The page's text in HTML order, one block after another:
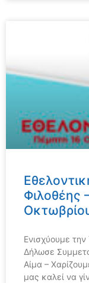
Φιλοθέης
Ενισχύουμε
Δήλωσε
Αίμα –
μας καλεί να